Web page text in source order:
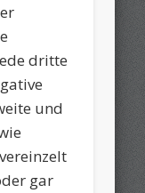
dritte
und
gar